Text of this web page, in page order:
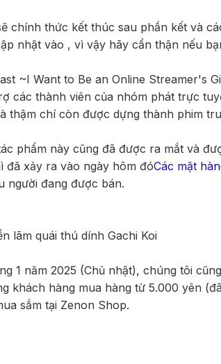
chính thức kết thúc sau phần kết và
nhật vào , vì vậy hãy cẩn thận nếu
~I Want to Be an Online Streamer's
các thành viên của nhóm phát trực
thậm chí còn được dựng thành phim
phẩm này cũng đã được ra mắt và
đã xảy ra vào ngày hôm đóCác mặt
người đang được bán.
lãm quái thú dính Gachi Koi
1 năm 2025 (Chủ nhật), chúng tôi
khách hàng mua hàng từ 5.000 yên
sắm tại Zenon Shop.